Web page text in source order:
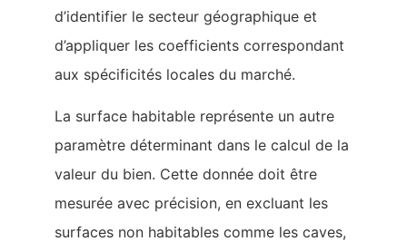
d’identifier le secteur géographique et
d’appliquer les coefficients correspondant
aux spécificités locales du marché.
La surface habitable représente un autre
paramètre déterminant dans le calcul de la
valeur du bien. Cette donnée doit être
mesurée avec précision, en excluant les
surfaces non habitables comme les caves,